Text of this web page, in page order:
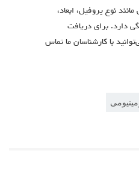
نوع پروفیل، ابعاد،
دارد. برای دریافت
با کارشناسان ما تماس